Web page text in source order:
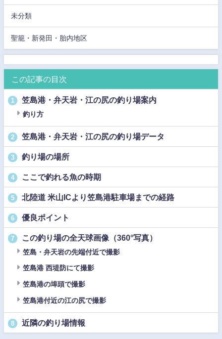
未分類
聖籠・新発田・胎内地区
この記事の目次
1 笠島港・弁天岩・江の尻の釣り場案内
釣り方
2 笠島港・弁天岩・江の尻の釣り場データ
3 釣り場の場所
4 ここで釣れる魚の時期
5 北陸道 米山ICより笠島港駐車場までの経路
6 優良ポイント
7 この釣り場の全天球画像（360°写真）
笠島・弁天岩の先端付近で撮影
笠島港 西堤防にて撮影
笠島港の埠頭で撮影
笠島港付近の江の尻で撮影
8 近隣の釣り場情報